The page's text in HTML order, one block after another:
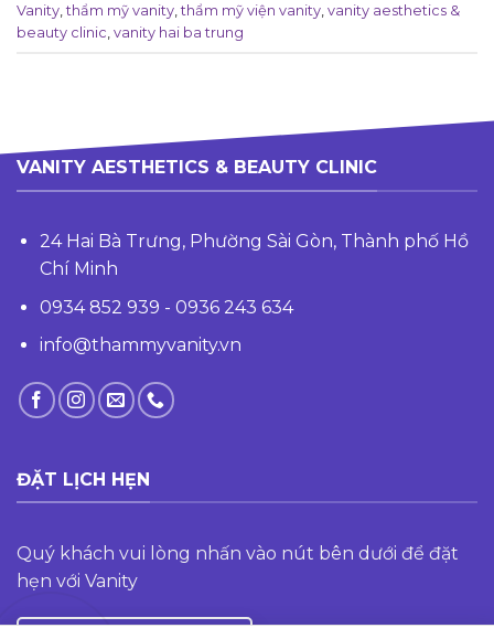
Vanity ,thẩm mỹ vanity ,thẩm mỹ viện vanity vanity aesthetics &
beauty clinic vanity hai ba trung
VANITY AESTHETICS & BEAUTY CLINIC
24 Hai Bà Trưng, Phường Sài Gòn, Thành phố Hồ
Chí Minh
0934 852 939 - 0936 243 634
info@thammyvanity.vn
ĐẶT LỊCH HẸN
Quý khách vui lòng nhấn vào nút bên dưới để đặt
hẹn với Vanity